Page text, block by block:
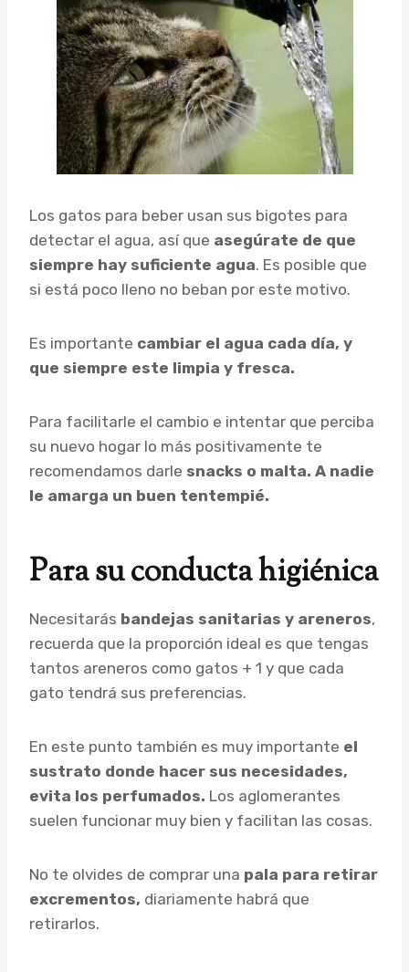
Los gatos para beber usan sus bigotes para
detectar el agua, así que asegúrate de que
siempre hay suficiente agua. Es posible que
si está poco lleno no beban por este motivo.
Es importante cambiar el agua cada día, y
que siempre este limpia y fresca.
Para facilitarle el cambio e intentar que perciba
su nuevo hogar lo más positivamente te
recomendamos darle snacks o malta. A nadie
le amarga un buen tentempié.
Para su conducta higiénica
Necesitarás bandejas sanitarias y areneros,
recuerda que la proporción ideal es que tengas
tantos areneros como gatos + 1 y que cada
gato tendrá sus preferencias.
En este punto también es muy importante el
sustrato donde hacer sus necesidades,
evita los perfumados. Los aglomerantes
suelen funcionar muy bien y facilitan las cosas.
No te olvides de comprar una pala para retirar
excrementos, diariamente habrá que
retirarlos.